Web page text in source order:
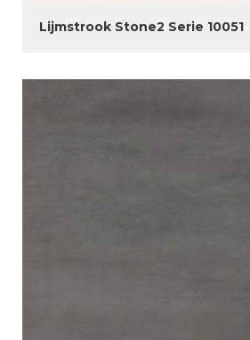
Lijmstrook Stone2 Serie 10051